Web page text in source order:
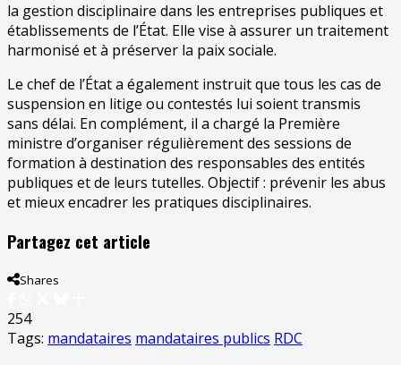
la gestion disciplinaire dans les entreprises publiques et
établissements de l’État. Elle vise à assurer un traitement
harmonisé et à préserver la paix sociale.
Le chef de l’État a également instruit que tous les cas de
suspension en litige ou contestés lui soient transmis
sans délai. En complément, il a chargé la Première
ministre d’organiser régulièrement des sessions de
formation à destination des responsables des entités
publiques et de leurs tutelles. Objectif : prévenir les abus
et mieux encadrer les pratiques disciplinaires.
Partagez cet article
Shares
254
Tags: mandataires mandataires publics RDC